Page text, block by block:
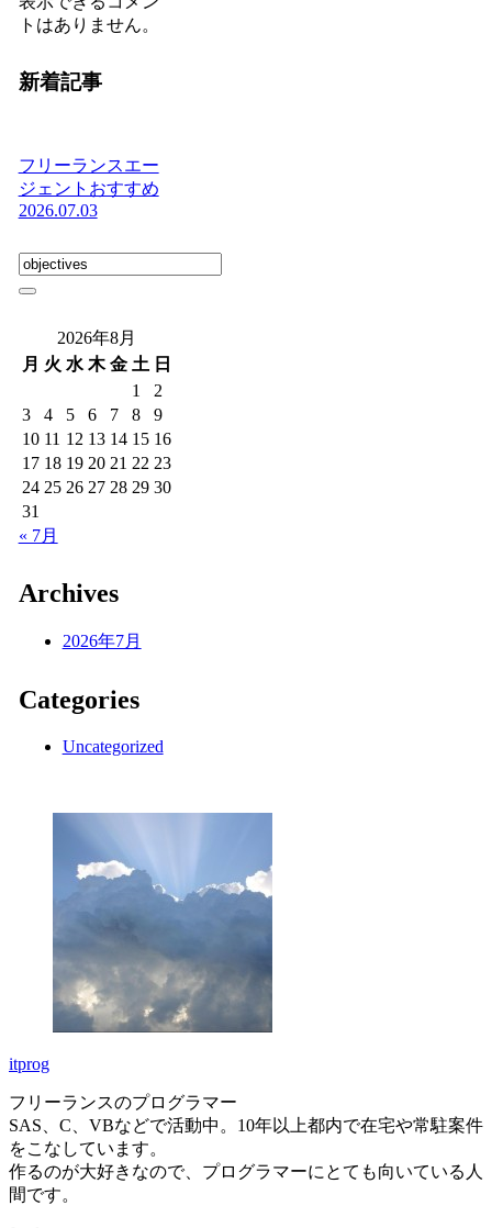
トはありません。
新着記事
フリーランスエー
ジェントおすすめ
2026.07.03
2026年8月
月 火 水 木 金 土 日
1
2
3
4 5 6 7 8
9
10 11 12 13 14 15 16
17 18 19 20 21 22 23
24 25 26 27 28 29 30
31
« 7月
Archives
2026年7月
Categories
Uncategorized
itprog
フリーランスのプログラマー
SAS、C、VBなどで活動中。10年以上都内で在宅や常駐案件
をこなしています。
作るのが大好きなので、プログラマーにとても向いている人
間です。